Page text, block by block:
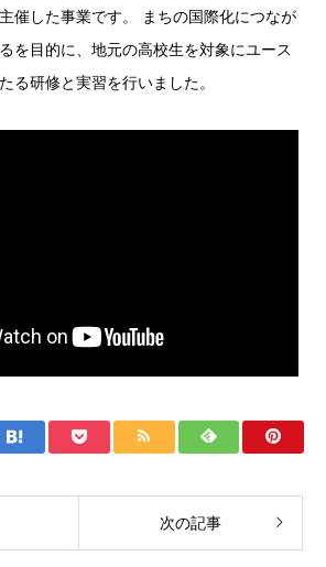
催した事業です。 まちの国際化につなが
を目的に、地元の高校生を対象にユース
る研修と実習を行いました。
次の記事